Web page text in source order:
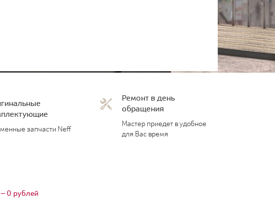
запчасти Neff
Ремонт в день
обращения
Мастер приедет в удобное
для Вас время
0 рублей